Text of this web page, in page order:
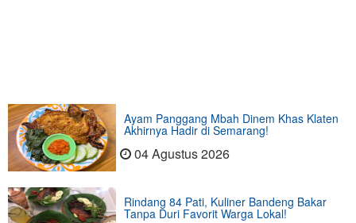
Ayam Panggang Mbah Dinem Khas Klaten
Akhirnya Hadir di Semarang!
04 Agustus 2026
Rindang 84 Pati, Kuliner Bandeng Bakar
Tanpa Duri Favorit Warga Lokal!